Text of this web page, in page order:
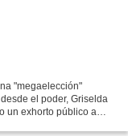
"megaelección"
el poder, Griselda
un exhorto público a